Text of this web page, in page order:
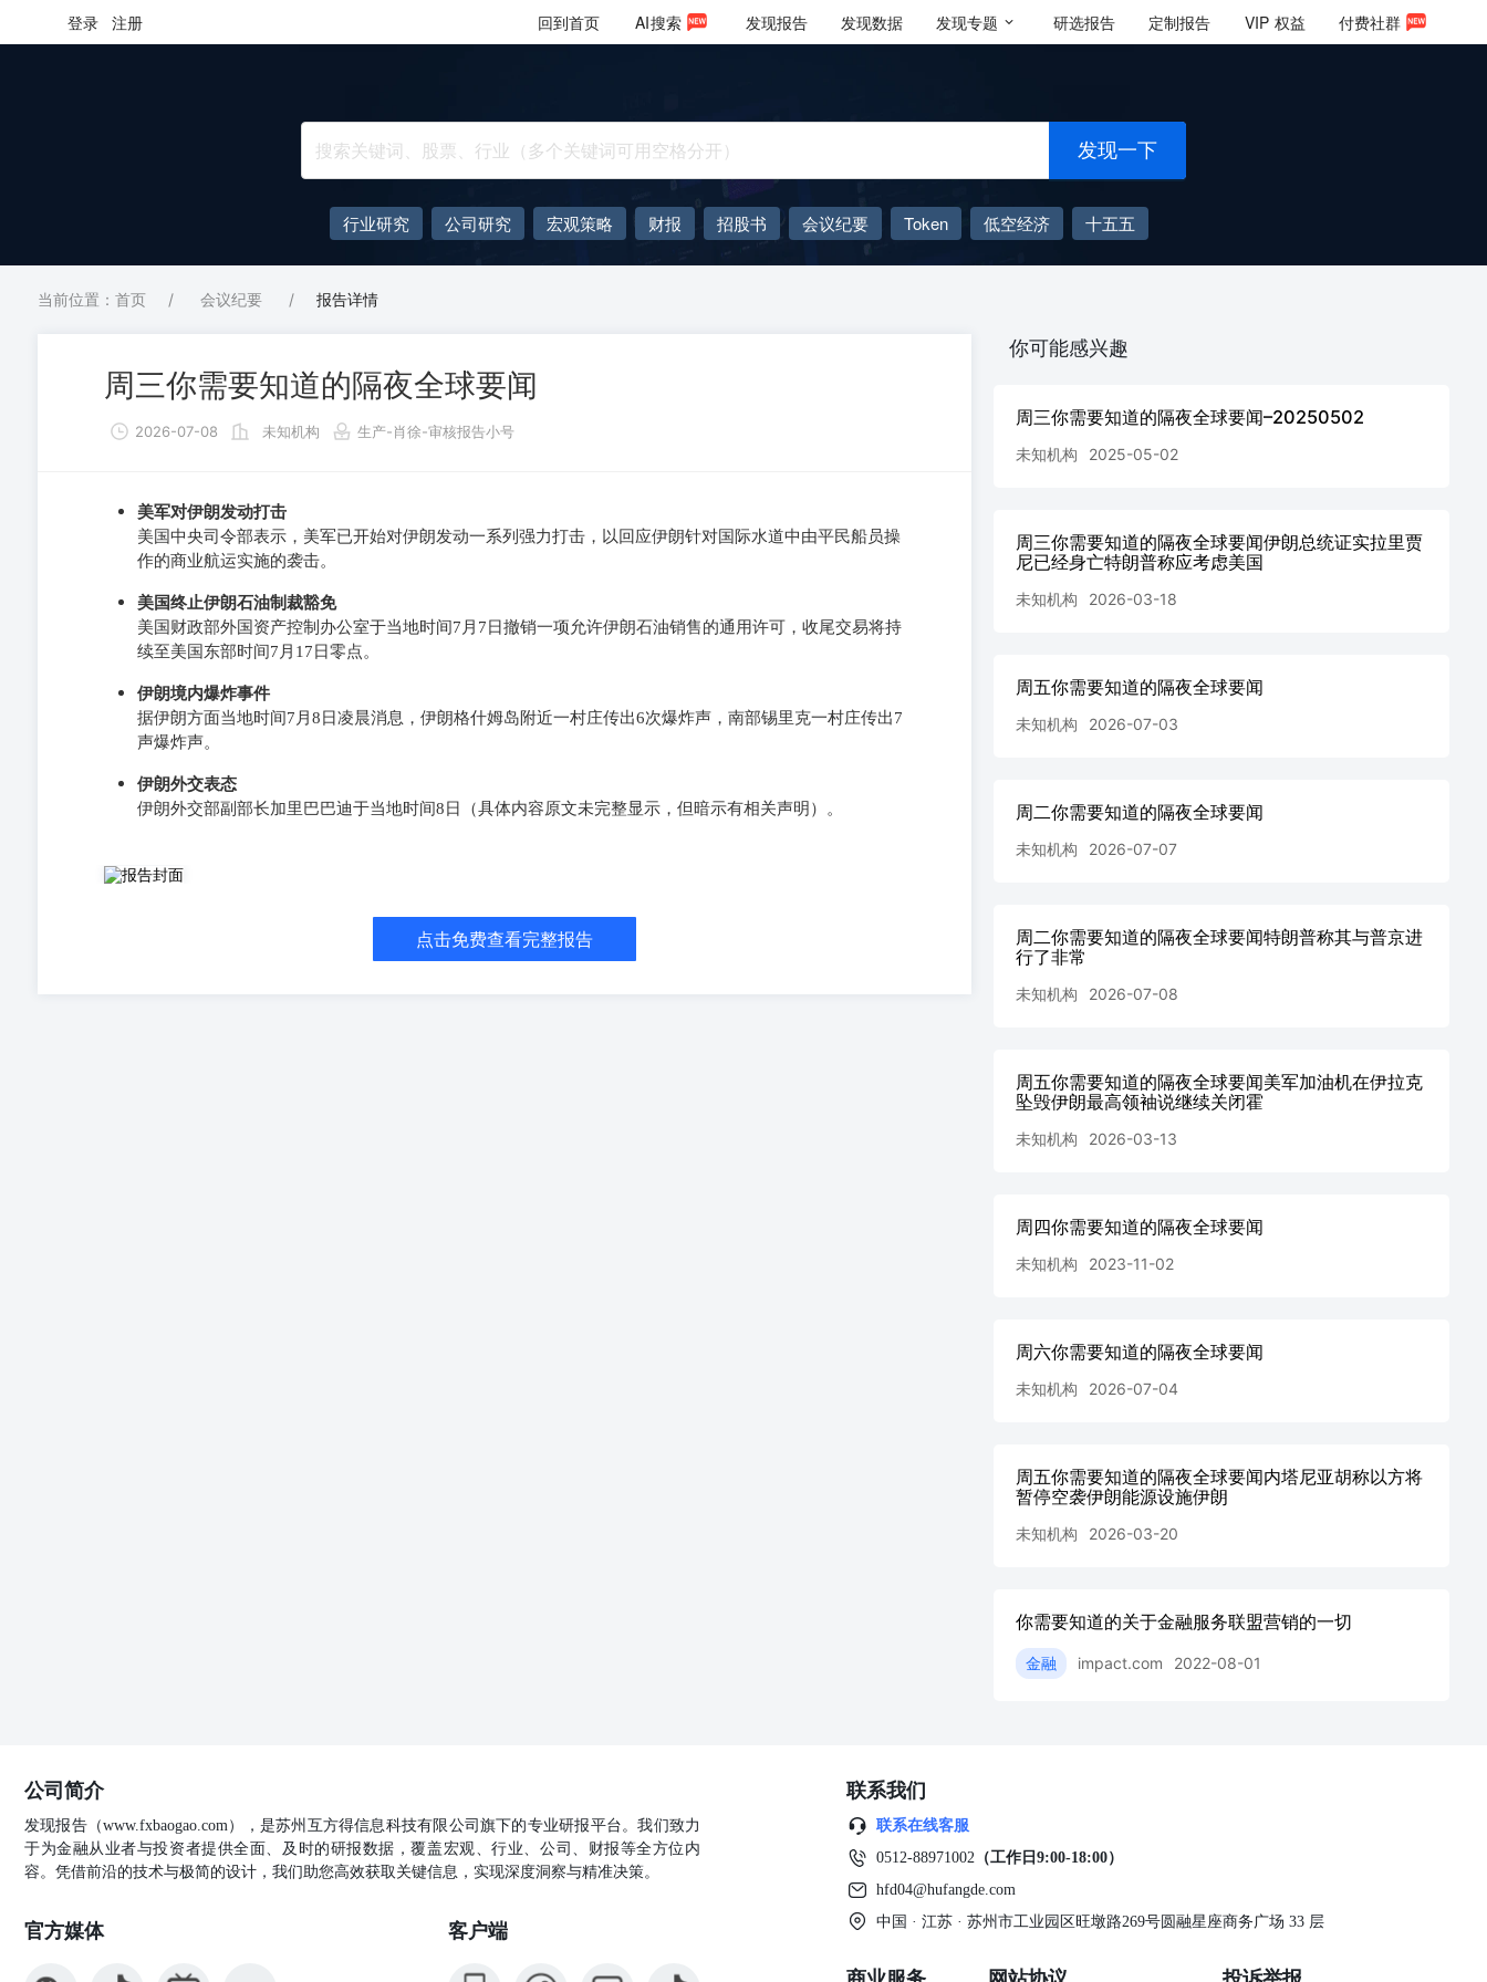
登录 注册 回到首页 AI搜索 发现报告 发现数据 发现专题 研选报告 定制报告 VIP 权益 付费社群
发现一下
行业研究 公司研究 宏观策略 财报 招股书 会议纪要 Token 低空经济
十五五
AIGC
大模型
当前位置：首页 / 会议纪要 / 报告详情
周三你需要知道的隔夜全球要闻
2026-07-08 未知机构 生产-肖徐-审核报告小号
美军对伊朗发动打击
美国中央司令部表示，美军已开始对伊朗发动一系列强力打击，以回应伊朗针对国际水道中由平民船员操
作的商业航运实施的袭击。
美国终止伊朗石油制裁豁免
美国财政部外国资产控制办公室于当地时间7月7日撤销一项允许伊朗石油销售的通用许可，收尾交易将持
续至美国东部时间7月17日零点。
伊朗境内爆炸事件
据伊朗方面当地时间7月8日凌晨消息，伊朗格什姆岛附近一村庄传出6次爆炸声，南部锡里克一村庄传出7
声爆炸声。
伊朗外交表态
伊朗外交部副部长加里巴巴迪于当地时间8日（具体内容原文未完整显示，但暗示有相关声明）。
点击免费查看完整报告
你可能感兴趣
周三你需要知道的隔夜全球要闻–20250502
未知机构 2025-05-02
周三你需要知道的隔夜全球要闻伊朗总统证实拉里贾
尼已经身亡特朗普称应考虑美国
未知机构 2026-03-18
周五你需要知道的隔夜全球要闻
未知机构 2026-07-03
周二你需要知道的隔夜全球要闻
未知机构 2026-07-07
周二你需要知道的隔夜全球要闻特朗普称其与普京进
行了非常
未知机构 2026-07-08
周五你需要知道的隔夜全球要闻美军加油机在伊拉克
坠毁伊朗最高领袖说继续关闭霍
未知机构 2026-03-13
周四你需要知道的隔夜全球要闻
未知机构 2023-11-02
周六你需要知道的隔夜全球要闻
未知机构 2026-07-04
周五你需要知道的隔夜全球要闻内塔尼亚胡称以方将
暂停空袭伊朗能源设施伊朗
未知机构 2026-03-20
你需要知道的关于金融服务联盟营销的一切
金融 impact.com 2022-08-01
公司简介
发现报告（www.fxbaogao.com），是苏州互方得信息科技有限公司旗下的专业研报平台。我们致力
于为金融从业者与投资者提供全面、及时的研报数据，覆盖宏观、行业、公司、财报等全方位内
容。凭借前沿的技术与极简的设计，我们助您高效获取关键信息，实现深度洞察与精准决策。
官方媒体 客户端
联系我们
联系在线客服
0512-88971002 （工作日9:00-18:00）
hfd04@hufangde.com
中国 · 江苏 · 苏州市工业园区旺墩路269号圆融星座商务广场 33 层